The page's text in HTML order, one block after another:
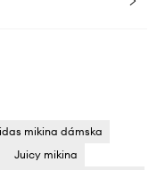
mikina dámska
Juicy mikina